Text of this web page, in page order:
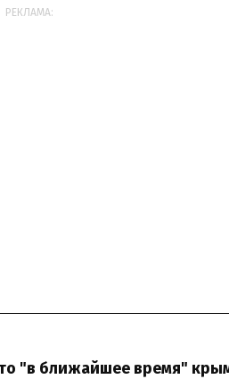
РЕКЛАМА:
"в ближайшее время"